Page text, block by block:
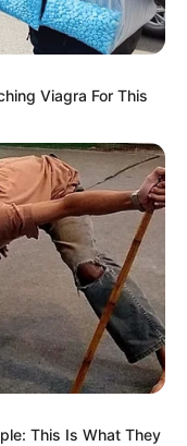
Viagra For This
This Is What They